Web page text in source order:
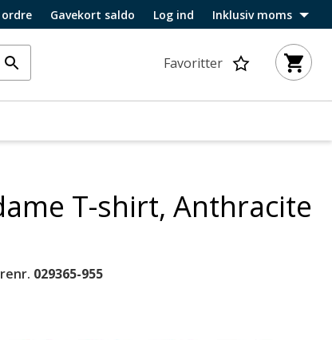
ordre Gavekort saldo Log ind Inklusiv moms
Favoritter
T-shirt, Anthracite
029365-955